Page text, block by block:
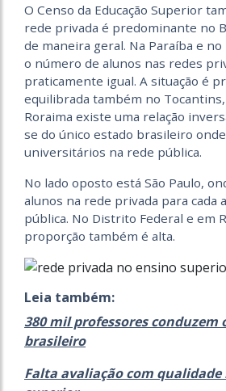
O Censo da Educação Superior
rede privada é predominante no
de maneira geral. Na Paraíba e
o número de alunos nas redes
praticamente igual. A situação é
equilibrada também no Tocantins,
Roraima existe uma relação
se do único estado brasileiro
universitários na rede pública.
No lado oposto está São Paulo,
alunos na rede privada para cada
pública. No Distrito Federal e em
proporção também é alta.
Leia também:
380 mil professores conduzem
brasileiro
Falta avaliação com qualidade